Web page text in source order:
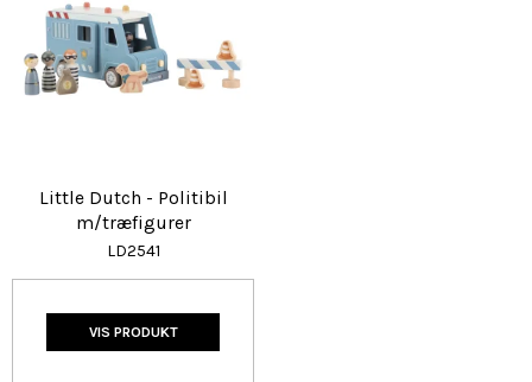
Little Dutch - Politibil
m/træfigurer
LD2541
VIS PRODUKT